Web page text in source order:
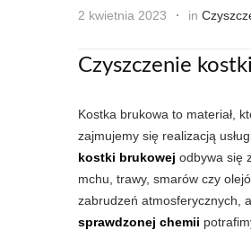
2 kwietnia 2023 in
Czyszczenie
Kostka brukowa to materiał,
zajmujemy się realizacją
kostki brukowej odbywa się
mchu, trawy, smarów czy
zabrudzeń atmosferycznych,
sprawdzonej chemii